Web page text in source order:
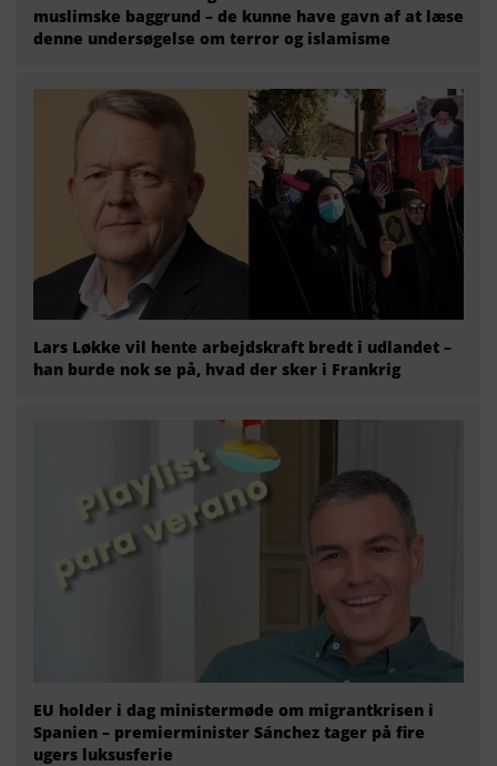
muslimske baggrund – de kunne have gavn af at læse
denne undersøgelse om terror og islamisme
Lars Løkke vil hente arbejdskraft bredt i udlandet –
han burde nok se på, hvad der sker i Frankrig
EU holder i dag ministermøde om migrantkrisen i
Spanien – premierminister Sánchez tager på fire
ugers luksusferie